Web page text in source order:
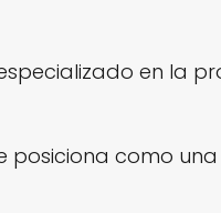
en la
posiciona como